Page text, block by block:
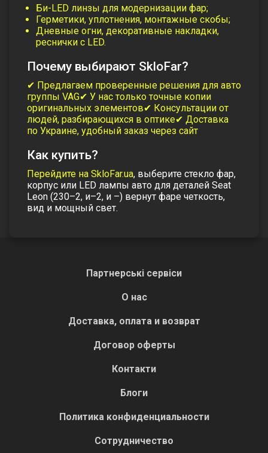
Би-LED линзы для модернизации фар;
Герметики, уплотнения, монтажные скобы;
Дневные огни, декоративные накладки,
реснички с LED.
Почему выбирают SkloFar?
✔ Предлагаем проверенные решения для авто
группы VAG✔ У нас только точные копии
оригинальных элементов✔ Консультации от
людей, разбирающихся в оптике✔ Доставка
по Украине, удобный заказ через сайт
Как купить?
Перейдите на SkloFar.ua, выберите стекло фар,
корпус или LED лампы авто для деталей Seat
Leon (230–2, и–2, и –) вернут фаре четкость,
вид и мощный свет.
Партнерські сервіси
О нас
Доставка, оплата и возврат
Договор оферты
Контакти
Блоги
Политика конфиденциальности
Сотрудничество